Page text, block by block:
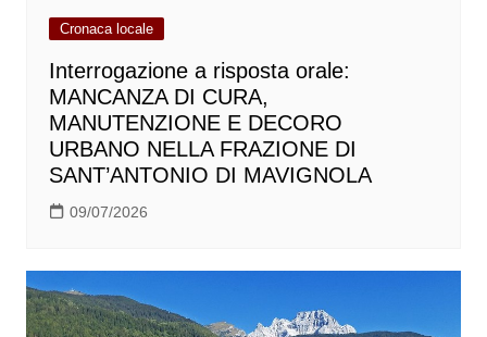
Cronaca locale
Interrogazione a risposta orale:
MANCANZA DI CURA,
MANUTENZIONE E DECORO
URBANO NELLA FRAZIONE DI
SANT’ANTONIO DI MAVIGNOLA
09/07/2026